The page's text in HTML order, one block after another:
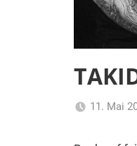
11. Mai